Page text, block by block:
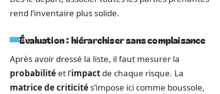
rend l’inventaire plus solide.
Évaluation : hiérarchiser sans complaisance
Après avoir dressé la liste, il faut mesurer la
probabilité et l’impact de chaque risque. La
matrice de criticité s’impose ici comme boussole,